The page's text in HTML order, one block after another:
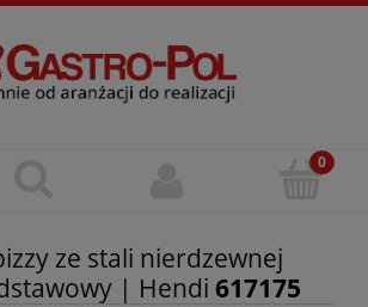
ze stali nierdzewnej
| Hendi 617175